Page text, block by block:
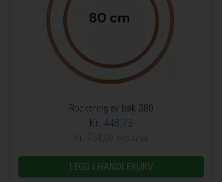
Rockering av bøk Ø80
Kr. 448,75
LEGG I HANDLEKURV